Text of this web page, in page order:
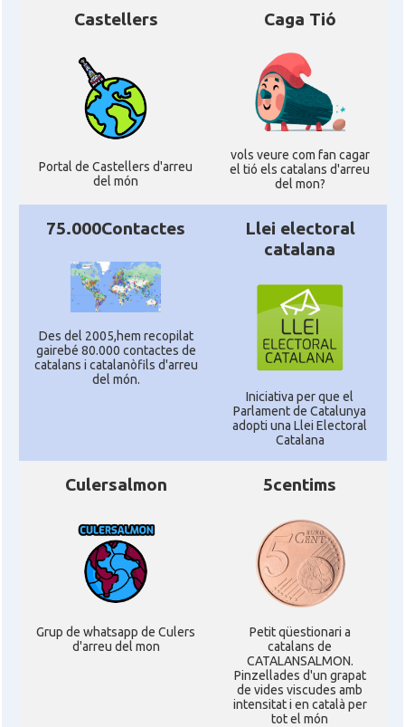
Consolat Consolat general a Bayonne
Consolat general a Bordeaux
Consolat Consolat general a Lyon
Consolat general a Marseille
Consolat Consolat general a Montpellier
Consolat Consolat general a Paris
Consolat general a Pau
Consolat Consolat general a Perpinyà
Consolat general a Strasbourg
Consolat Consolat general a Toulouse
Ambaixada Ambaixada espanyola a França
* + ambaixades i consolats
Castellers
Portal de Castellers d'arreu
del món
Caga Tió
vols veure com fan cagar
el tió els catalans d'arreu
del mon?
75.000Contactes
Des del 2005,hem recopilat
gairebé 80.000 contactes de
catalans i catalanòfils d'arreu
del món.
Llei electoral
catalana
Iniciativa per que el
Parlament de Catalunya
adopti una Llei Electoral
Catalana
Culersalmon
Grup de whatsapp de Culers
d'arreu del mon
5centims
Petit qüestionari a
catalans de
CATALANSALMON.
Pinzellades d'un grapat
de vides viscudes amb
intensitat i en català per
tot el món